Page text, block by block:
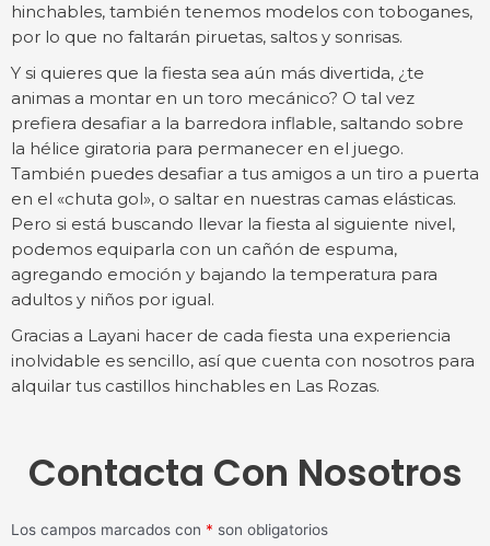
hinchables, también tenemos modelos con toboganes,
por lo que no faltarán piruetas, saltos y sonrisas.
Y si quieres que la fiesta sea aún más divertida, ¿te
animas a montar en un toro mecánico? O tal vez
prefiera desafiar a la barredora inflable, saltando sobre
la hélice giratoria para permanecer en el juego.
También puedes desafiar a tus amigos a un tiro a puerta
en el «chuta gol», o saltar en nuestras camas elásticas.
Pero si está buscando llevar la fiesta al siguiente nivel,
podemos equiparla con un cañón de espuma,
agregando emoción y bajando la temperatura para
adultos y niños por igual.
Gracias a Layani hacer de cada fiesta una experiencia
inolvidable es sencillo, así que cuenta con nosotros para
alquilar tus castillos hinchables en Las Rozas.
Contacta Con Nosotros
Los campos marcados con * son obligatorios